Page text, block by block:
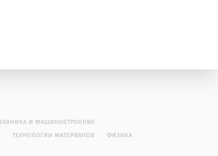
и машиностроение
технологии материалов
физика